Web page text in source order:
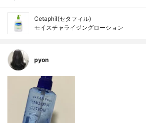
Cetaphil(セタフィル)
モイスチャライジングローション
pyon